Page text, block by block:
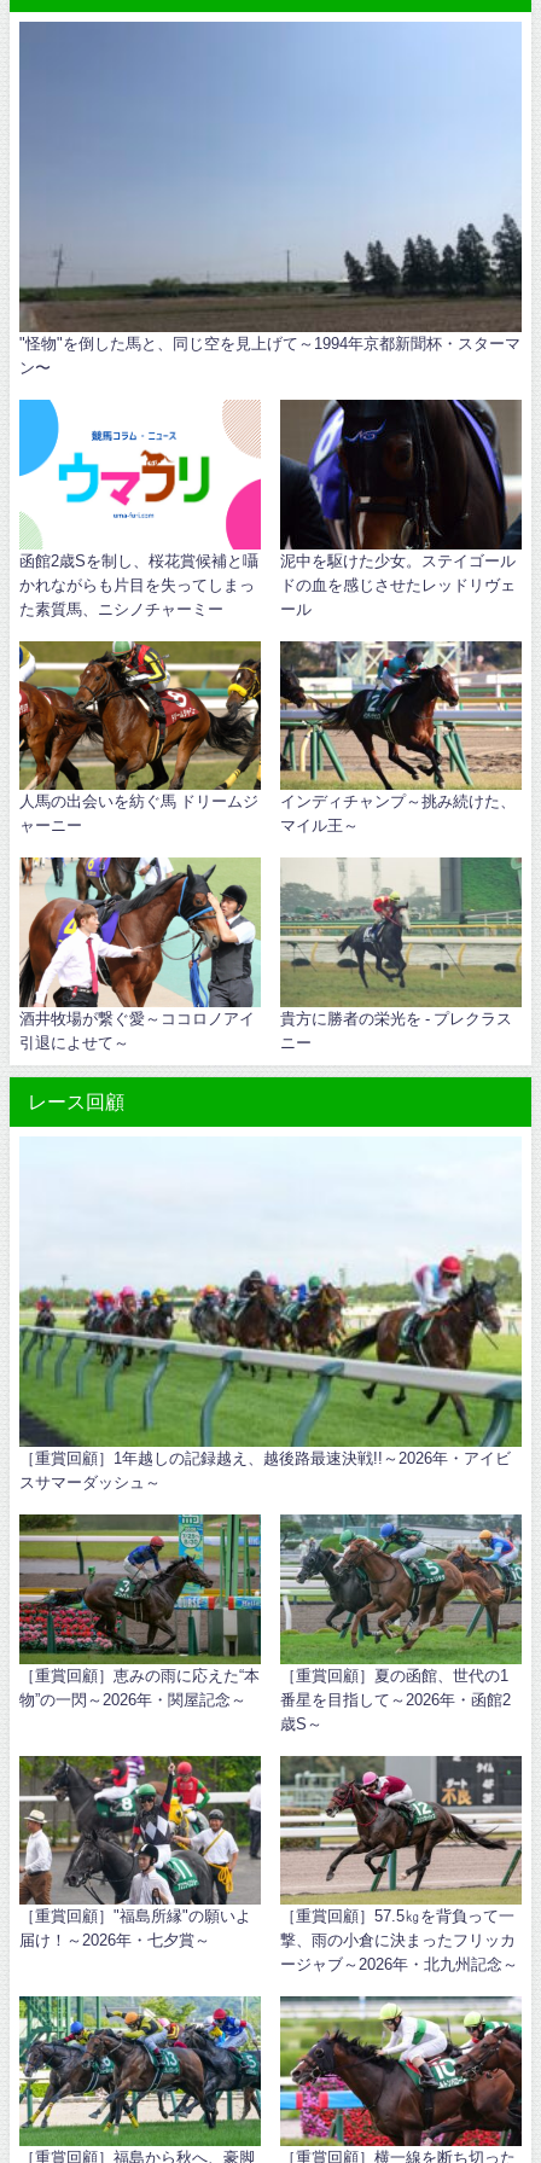
"怪物"を倒した馬と、同じ空を見上げて～1994年京都新聞杯・スターマ
ン〜
函館2歳Sを制し、桜花賞候補と囁
かれながらも片目を失ってしまっ
た素質馬、ニシノチャーミー
泥中を駆けた少女。ステイゴール
ドの血を感じさせたレッドリヴェ
ール
人馬の出会いを紡ぐ馬 ドリームジ
ャーニー
インディチャンプ～挑み続けた、
マイル王～
酒井牧場が繋ぐ愛～ココロノアイ
引退によせて～
貴方に勝者の栄光を - プレクラス
ニー
レース回顧
［重賞回顧］1年越しの記録越え、越後路最速決戦!!～2026年・アイビ
スサマーダッシュ～
［重賞回顧］恵みの雨に応えた“本
物”の一閃～2026年・関屋記念～
［重賞回顧］夏の函館、世代の1
番星を目指して～2026年・函館2
歳S～
［重賞回顧］"福島所縁"の願いよ
届け！～2026年・七夕賞～
［重賞回顧］57.5㎏を背負って一
撃、雨の小倉に決まったフリッカ
ージャブ～2026年・北九州記念～
［重賞回顧］福島から秋へ、豪脚 ［重賞回顧］横一線を断ち切った